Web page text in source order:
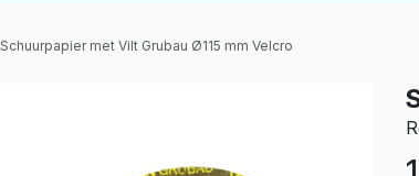
Schuurpapier met Vilt Grubau Ø115 mm Velcro